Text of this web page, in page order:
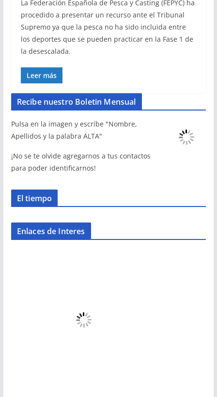
La Federación Española de Pesca y Casting (FEPYC) ha
procedido a presentar un recurso ante el Tribunal
Supremo ya que la pesca no ha sido incluida entre
los deportes que se pueden practicar en la Fase 1 de
la desescalada.
Leer más
Recibe nuestro Boletin Mensual
Pulsa en la imagen y escríbe "Nombre,
Apellidos y la palabra ALTA"
¡No se te olvide agregarnos a tus contactos
para poder identificarnos!
El tiempo
Enlaces de Interes